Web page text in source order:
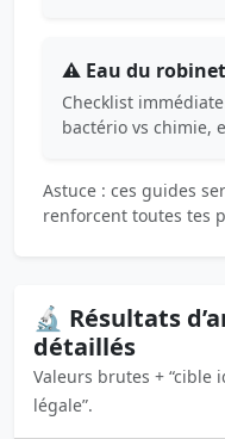
⚠️ Eau du
Checklist
bactério vs chimie,
Astuce : ces guides
renforcent toutes tes
🔬 Résultats
détaillés
Valeurs brutes + “cible
légale”.